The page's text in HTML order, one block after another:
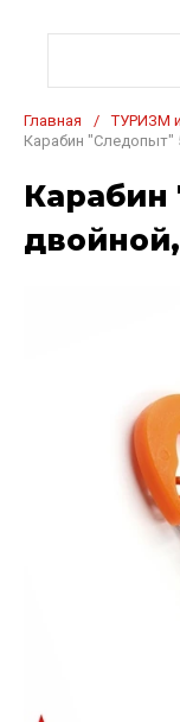
Главная / ТУРИЗМ
Карабин "Следопыт"
Карабин
двойной,